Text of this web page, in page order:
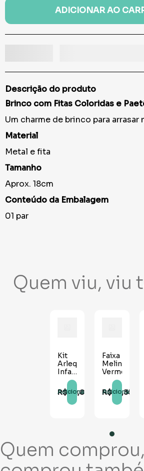
ADICIONAR AO
Descrição do produto
Brinco com Fitas Coloridas e
Um charme de brinco para
Material
Metal e fita
Tamanho
Aprox. 18cm
Conteúdo da Embalagem
01 par
Quem viu, viu
Kit
Arlequina
Infantil
Saia
e
Tiara
R$52,80
Adicionar
Faixa
Melindrosa
Vermelha
R$10,35
Adicionar
Quem comprou,